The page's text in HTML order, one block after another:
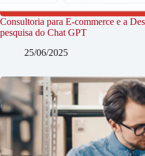
Consultoria para E-commerce e a
pesquisa do Chat GPT
25/06/2025